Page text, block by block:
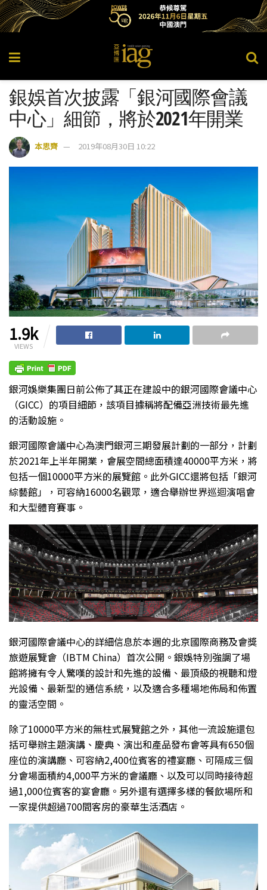
銀娛首次披露「銀河國際會議
中心」細節，將於2021年開業
本思齊 2019年08月30日 10:22
1.9k
VIEWS
銀河娛樂集團日前公佈了其正在建設中的銀河國際會議中心
（GICC）的項目細節，該項目據稱將配備亞洲技術最先進
的活動設施。
銀河國際會議中心為澳門銀河三期發展計劃的一部分，計劃
於2021年上半年開業，會展空間總面積達40000平方米，將
包括一個10000平方米的展覽館。此外GICC還將包括「銀河
綜藝館」，可容納16000名觀眾，適合舉辦世界巡迴演唱會
和大型體育賽事。
銀河國際會議中心的詳細信息於本週的北京國際商務及會獎
旅遊展覽會（IBTM China）首次公開。銀娛特別強調了場
館將擁有令人驚嘆的設計和先進的設備、最頂級的視聽和燈
光設備、最新型的通信系統，以及適合多種場地佈局和佈置
的靈活空間。
除了10000平方米的無柱式展覽館之外，其他一流設施還包
括可舉辦主題演講、慶典、演出和產品發布會等具有650個
座位的演講廳、可容納2,400位賓客的禮宴廳、可隔成三個
分會場面積約4,000平方米的會議廳、以及可以同時接待超
過1,000位賓客的宴會廳。另外還有選擇多樣的餐飲場所和
一家提供超過700間客房的豪華生活酒店。